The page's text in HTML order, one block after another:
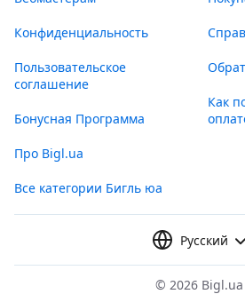
Конфиденциальность
Пользовательское
соглашение
Бонусная Программа
Про Bigl.ua
Все категории Бигль юа
Как
Русский
© 2026 Bigl.ua